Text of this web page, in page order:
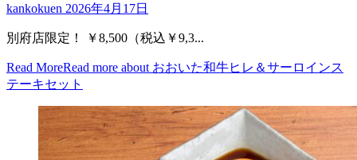
kankokuen 2026年4月17日
別府店限定！ ￥8,500（税込￥9,3...
Read MoreRead more about おおいた和牛ヒレ＆サーロインス
テーキセット